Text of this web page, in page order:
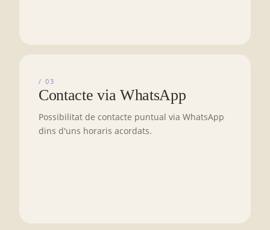
/ 03
Contacte via WhatsApp
Possibilitat de contacte puntual via WhatsApp
dins d'uns horaris acordats.